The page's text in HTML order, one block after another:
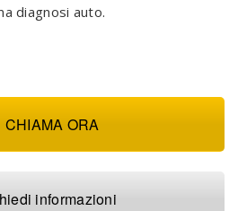
diagnosi auto.
CHIAMA ORA
informazioni